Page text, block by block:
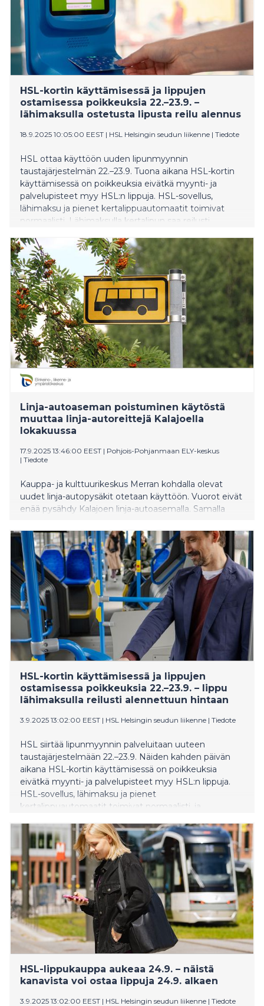
HSL-kortin käyttämisessä ja lippujen
ostamisessa poikkeuksia 22.–23.9. –
lähimaksulla ostetusta lipusta reilu alennus
18.9.2025 10:05:00 EEST | HSL Helsingin seudun liikenne | Tiedote
HSL ottaa käyttöön uuden lipunmyynnin
taustajärjestelmän 22.–23.9. Tuona aikana HSL-kortin
käyttämisessä on poikkeuksia eivätkä myynti- ja
palvelupisteet myy HSL:n lippuja. HSL-sovellus,
lähimaksu ja pienet kertalippuautomaatit toimivat
normaalisti. Lähimaksulla kertalipun saa reilusti
Linja-autoaseman poistuminen käytöstä
muuttaa linja-autoreittejä Kalajoella
lokakuussa
17.9.2025 13:46:00 EEST | Pohjois-Pohjanmaan ELY-keskus
| Tiedote
Kauppa- ja kulttuurikeskus Merran kohdalla olevat
uudet linja-autopysäkit otetaan käyttöön. Vuorot eivät
enää pysähdy Kalajoen linja-autoasemalla. Samalla
Oulun ja Kalajoen välillä.
HSL-kortin käyttämisessä ja lippujen
ostamisessa poikkeuksia 22.–23.9. – lippu
lähimaksulla reilusti alennettuun hintaan
3.9.2025 13:02:00 EEST | HSL Helsingin seudun liikenne | Tiedote
HSL siirtää lipunmyynnin palveluitaan uuteen
taustajärjestelmään 22.–23.9. Näiden kahden päivän
aikana HSL-kortin käyttämisessä on poikkeuksia
eivätkä myynti- ja palvelupisteet myy HSL:n lippuja.
HSL-sovellus, lähimaksu ja pienet
kertalippuautomaatit toimivat normaalisti, ja
hintaan.
HSL-lippukauppa aukeaa 24.9. – näistä
kanavista voi ostaa lippuja 24.9. alkaen
3.9.2025 13:02:00 EEST | HSL Helsingin seudun liikenne | Tiedote